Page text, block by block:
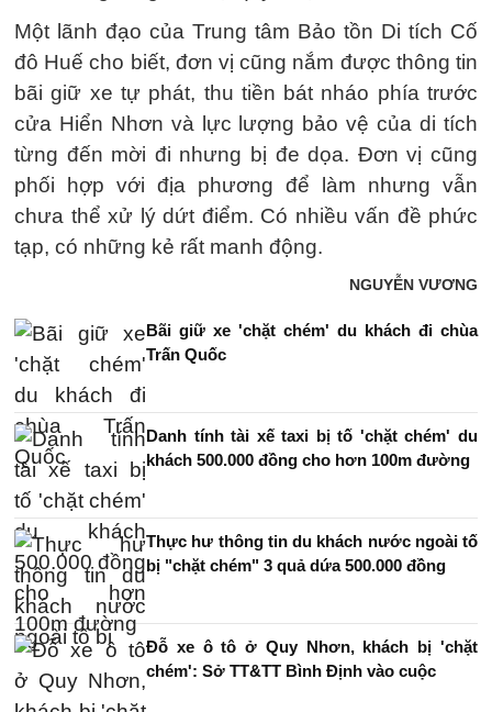
Một lãnh đạo của Trung tâm Bảo tồn Di tích Cố
đô Huế cho biết, đơn vị cũng nắm được thông tin
bãi giữ xe tự phát, thu tiền bát nháo phía trước
cửa Hiển Nhơn và lực lượng bảo vệ của di tích
từng đến mời đi nhưng bị đe dọa. Đơn vị cũng
phối hợp với địa phương để làm nhưng vẫn
chưa thể xử lý dứt điểm. Có nhiều vấn đề phức
tạp, có những kẻ rất manh động.
NGUYỄN VƯƠNG
Bãi giữ xe 'chặt chém' du khách đi chùa
Trấn Quốc
Danh tính tài xế taxi bị tố 'chặt chém' du
khách 500.000 đồng cho hơn 100m đường
Thực hư thông tin du khách nước ngoài tố
bị "chặt chém" 3 quả dứa 500.000 đồng
Đỗ xe ô tô ở Quy Nhơn, khách bị 'chặt
chém': Sở TT&TT Bình Định vào cuộc